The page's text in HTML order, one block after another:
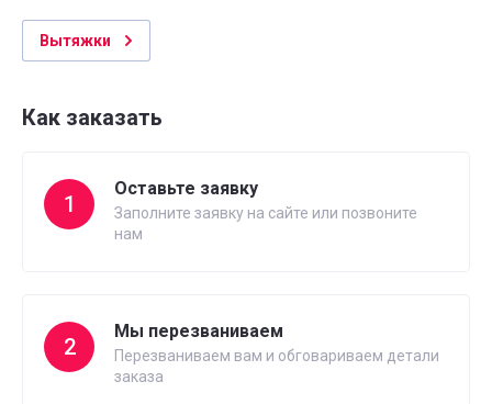
Вытяжки
Как заказать
1
Оставьте заявку
Заполните заявку на сайте или позвоните
нам
2
Мы перезваниваем
Перезваниваем вам и обговариваем детали
заказа